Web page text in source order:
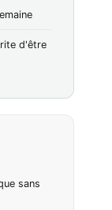
d'être
sans